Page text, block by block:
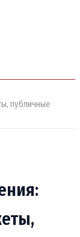
публичные